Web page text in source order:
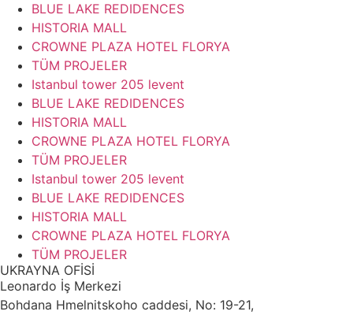
BLUE LAKE REDIDENCES
HISTORIA MALL
CROWNE PLAZA HOTEL FLORYA
TÜM PROJELER
Istanbul tower 205 levent
BLUE LAKE REDIDENCES
HISTORIA MALL
CROWNE PLAZA HOTEL FLORYA
TÜM PROJELER
Istanbul tower 205 levent
BLUE LAKE REDIDENCES
HISTORIA MALL
CROWNE PLAZA HOTEL FLORYA
TÜM PROJELER
UKRAYNA OFİSİ
Leonardo İş Merkezi
Bohdana Hmelnitskoho caddesi, No: 19-21,